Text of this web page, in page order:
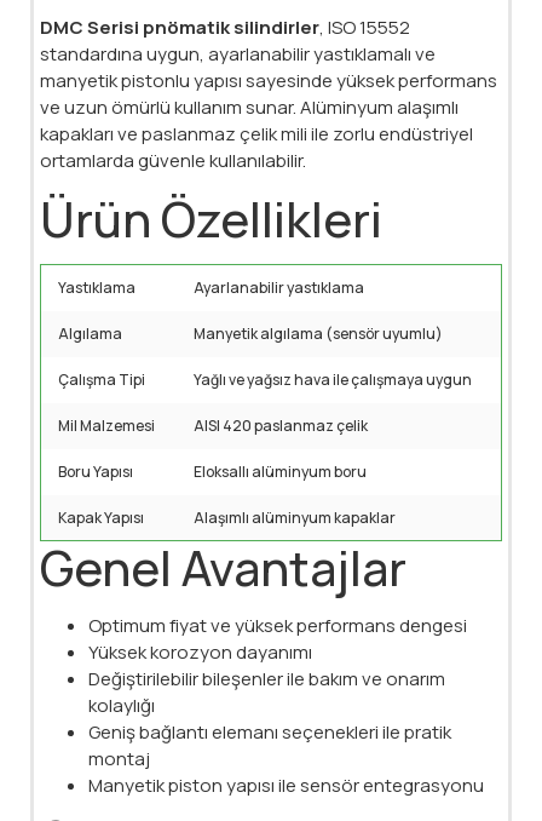
DMC Serisi pnömatik silindirler, ISO 15552
standardına uygun, ayarlanabilir yastıklamalı ve
manyetik pistonlu yapısı sayesinde yüksek performans
ve uzun ömürlü kullanım sunar. Alüminyum alaşımlı
kapakları ve paslanmaz çelik mili ile zorlu endüstriyel
ortamlarda güvenle kullanılabilir.
Ürün Özellikleri
Yastıklama Ayarlanabilir yastıklama
Algılama Manyetik algılama (sensör uyumlu)
Çalışma Tipi Yağlı ve yağsız hava ile çalışmaya uygun
Mil Malzemesi AISI 420 paslanmaz çelik
Boru Yapısı Eloksallı alüminyum boru
Kapak Yapısı Alaşımlı alüminyum kapaklar
Genel Avantajlar
Optimum fiyat ve yüksek performans dengesi
Yüksek korozyon dayanımı
Değiştirilebilir bileşenler ile bakım ve onarım
kolaylığı
Geniş bağlantı elemanı seçenekleri ile pratik
montaj
Manyetik piston yapısı ile sensör entegrasyonu